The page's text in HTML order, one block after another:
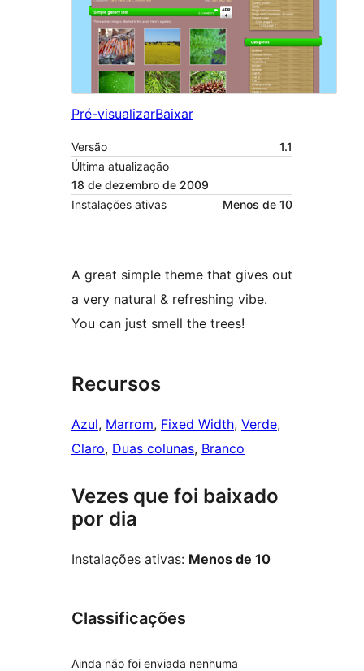
Pré-visualizarBaixar
Versão
1.1
Última atualização
18 de dezembro de 2009
Instalações ativas
Menos de 10
A great simple theme that gives out
a very natural & refreshing vibe.
You can just smell the trees!
Recursos
Azul, Marrom, Fixed Width, Verde
Claro, Duas colunas, Branco
Vezes que foi baixado
por dia
Instalações ativas: Menos de 10
Classificações
Ainda não foi enviada nenhuma